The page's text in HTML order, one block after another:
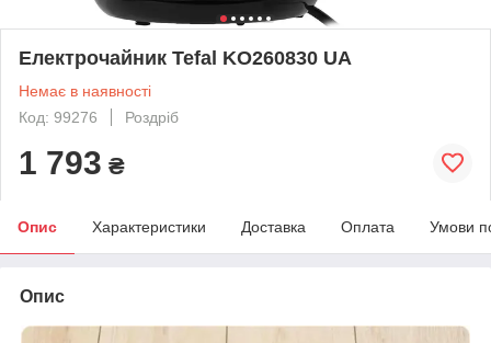
Електрочайник Tefal KO260830 UA
Немає в наявності
Код: 99276
Роздріб
1 793 ₴
Опис Характеристики Доставка Оплата Умови
Опис